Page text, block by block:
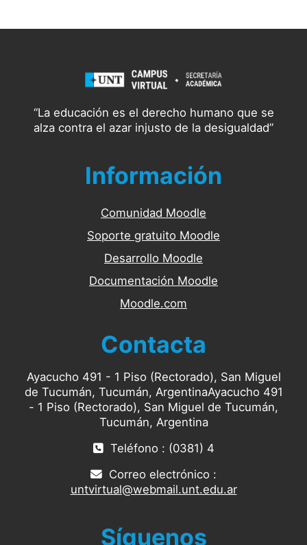
“La educación es el derecho humano que se
alza contra el azar injusto de la desigualdad”
Información
Comunidad Moodle
Soporte gratuito Moodle
Desarrollo Moodle
Documentación Moodle
Moodle.com
Contacta
Ayacucho 491 - 1 Piso (Rectorado), San Miguel
de Tucumán, Tucumán, ArgentinaAyacucho 491
- 1 Piso (Rectorado), San Miguel de Tucumán,
Tucumán, Argentina
Teléfono : (0381) 4
Correo electrónico :
untvirtual@webmail.unt.edu.ar
Síguenos